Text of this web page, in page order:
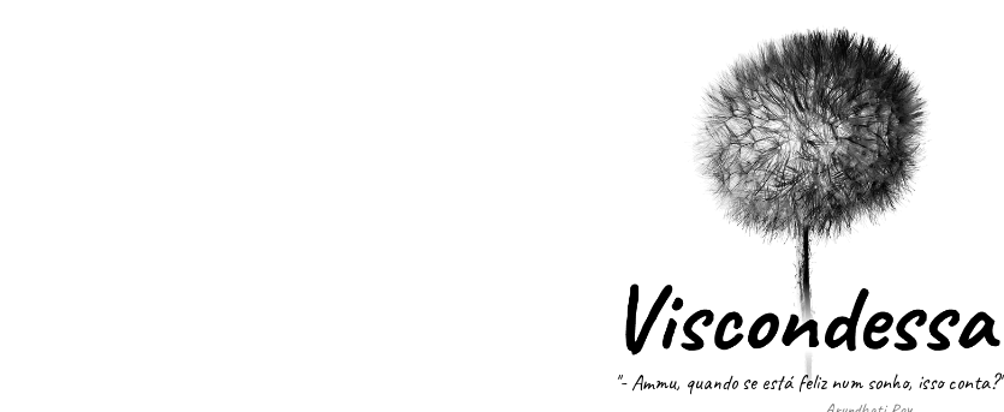
"- Ammu, quando se está feliz num sonho, isso conta?"